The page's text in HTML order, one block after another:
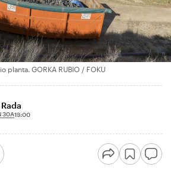
planta. GORKA RUBIO / FOKU
30A13:00